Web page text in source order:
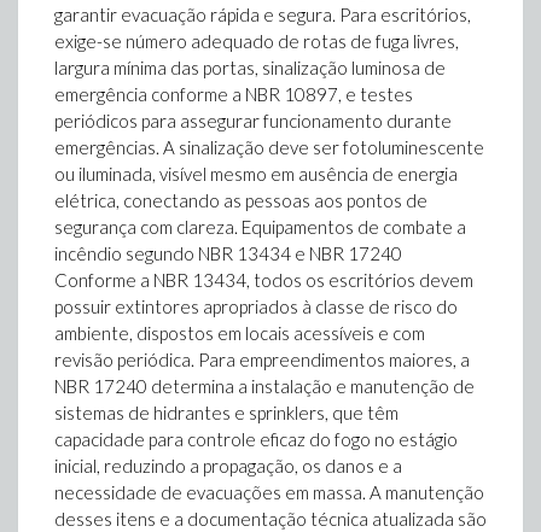
garantir evacuação rápida e segura. Para escritórios,
exige-se número adequado de rotas de fuga livres,
largura mínima das portas, sinalização luminosa de
emergência conforme a NBR 10897, e testes
periódicos para assegurar funcionamento durante
emergências. A sinalização deve ser fotoluminescente
ou iluminada, visível mesmo em ausência de energia
elétrica, conectando as pessoas aos pontos de
segurança com clareza. Equipamentos de combate a
incêndio segundo NBR 13434 e NBR 17240
Conforme a NBR 13434, todos os escritórios devem
possuir extintores apropriados à classe de risco do
ambiente, dispostos em locais acessíveis e com
revisão periódica. Para empreendimentos maiores, a
NBR 17240 determina a instalação e manutenção de
sistemas de hidrantes e sprinklers, que têm
capacidade para controle eficaz do fogo no estágio
inicial, reduzindo a propagação, os danos e a
necessidade de evacuações em massa. A manutenção
desses itens e a documentação técnica atualizada são